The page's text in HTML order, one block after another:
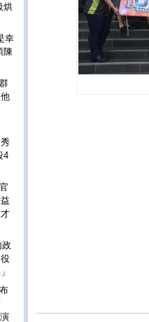
烘
幸
陳
4